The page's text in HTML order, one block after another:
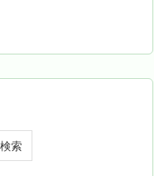
検索